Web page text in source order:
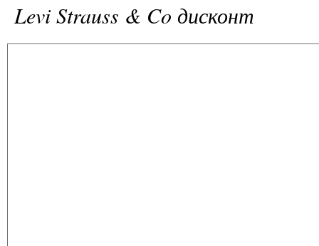
Levi Strauss & Co дисконт